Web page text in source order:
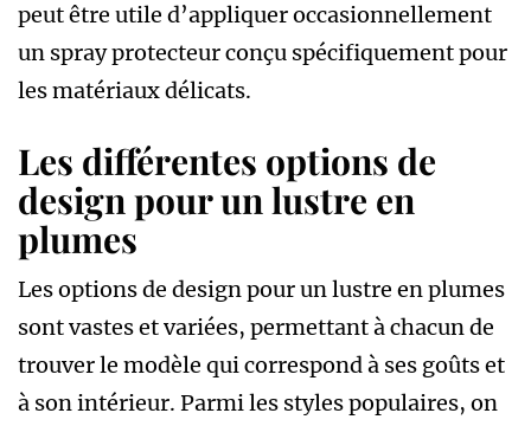
peut être utile d’appliquer occasionnellement
un spray protecteur conçu spécifiquement pour
les matériaux délicats.
Les différentes options de
design pour un lustre en
plumes
Les options de design pour un lustre en plumes
sont vastes et variées, permettant à chacun de
trouver le modèle qui correspond à ses goûts et
à son intérieur. Parmi les styles populaires, on